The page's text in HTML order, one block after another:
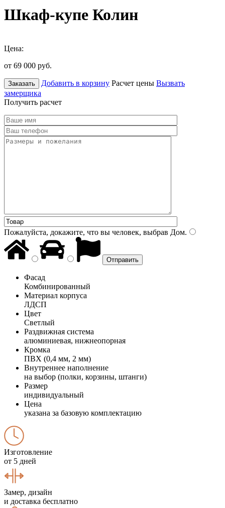
Шкаф-купе Колин
Цена:
от 69 000 руб.
Заказать Добавить в корзину Расчет цены Вызвать
замерщика
Получить расчет
Пожалуйста, докажите, что вы человек, выбрав Дом.
Фасад
Комбинированный
Материал корпуса
ЛДСП
Цвет
Светлый
Раздвижная система
алюминиевая, нижнеопорная
Кромка
ПВХ (0,4 мм, 2 мм)
Внутреннее наполнение
на выбор (полки, корзины, штанги)
Размер
индивидуальный
Цена
указана за базовую комплектацию
Изготовление
от 5 дней
Замер, дизайн
и доставка бесплатно